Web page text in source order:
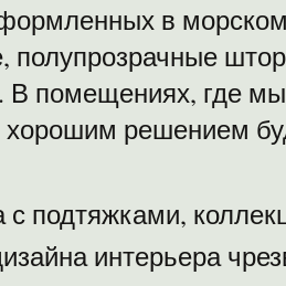
в
полупрозрачные
В помещениях, где
хорошим решением
подтяжками,
интерьера